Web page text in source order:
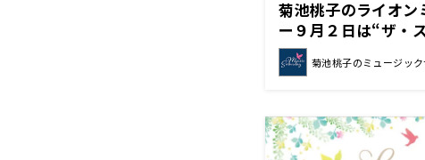
菊池桃子のライオ
ー９月２日は“ザ・
ョン”をお送りしまし
菊池桃子のミュージッ